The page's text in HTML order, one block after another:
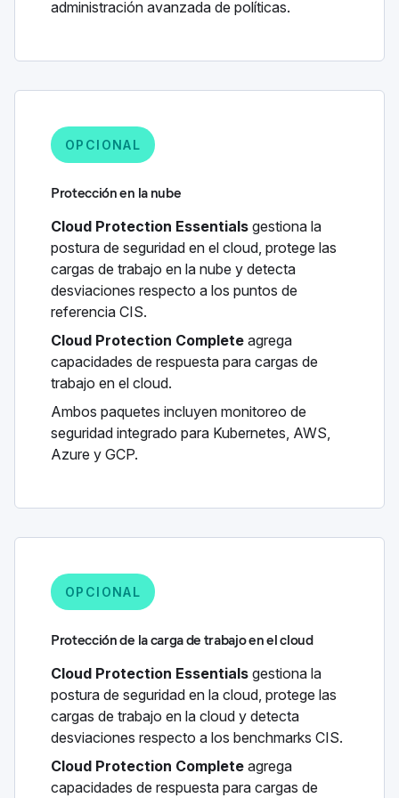
administración avanzada de políticas.
OPCIONAL
Protección en la nube
Cloud Protection Essentials gestiona la
postura de seguridad en el cloud, protege las
cargas de trabajo en la nube y detecta
desviaciones respecto a los puntos de
referencia CIS.
Cloud Protection Complete agrega
capacidades de respuesta para cargas de
trabajo en el cloud.
Ambos paquetes incluyen monitoreo de
seguridad integrado para Kubernetes, AWS,
Azure y GCP.
OPCIONAL
Protección de la carga de trabajo en el cloud
Cloud Protection Essentials gestiona la
postura de seguridad en la cloud, protege las
cargas de trabajo en la cloud y detecta
desviaciones respecto a los benchmarks CIS.
Cloud Protection Complete agrega
capacidades de respuesta para cargas de